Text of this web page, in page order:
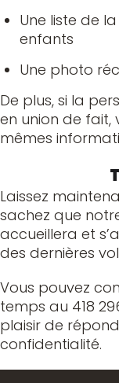
Une liste de
enfants
Une photo
De plus, si la
en union de fait,
mêmes
Laissez
sachez que
accueillera et
des dernières
Vous pouvez
temps au 418
plaisir de
confidentialité.